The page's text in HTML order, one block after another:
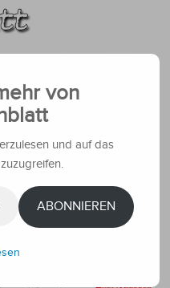
von
und auf das
ABONNIEREN